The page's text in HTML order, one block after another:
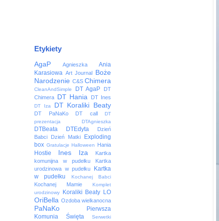
Etykiety
AgaP Agnieszka
Ania
Karasiowa Art Journal
Boże
Narodzenie C&S Chimera
CleanAndSimple DT AgaP
DT
Chimera DT Hania DT Ines
DT Iza DT Koraliki Beaty
DT PaNaKo DT call
DT
prezentacja
DTAgnieszka
DTBeata DTEdyta
Dzień
Babci
Dzień Matki
Exploding
box Gratulacje Halloween Hania
Hostie Ines Iza
Kartka
komunijna w pudełku
Kartka
urodzinowa w pudełku
Kartka
w pudełku
Kochanej Babci
Kochanej Mamie
Komplet
urodzinowy
Koraliki Beaty LO
OriBella Ozdoba wielkanocna
PaNaKo
Pierwsza
Komunia Święta
Serwetki